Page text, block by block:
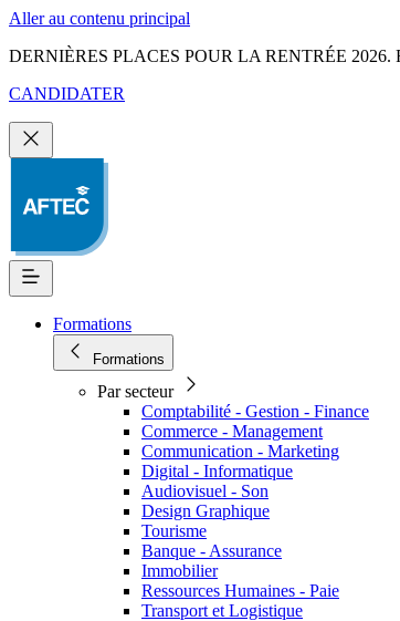
Aller au contenu principal
DERNIÈRES PLACES POUR LA RENTRÉE 2026.
CANDIDATER
Formations
Formations
Par secteur
Comptabilité - Gestion - Finance
Commerce - Management
Communication - Marketing
Digital - Informatique
Audiovisuel - Son
Design Graphique
Tourisme
Banque - Assurance
Immobilier
Ressources Humaines - Paie
Transport et Logistique